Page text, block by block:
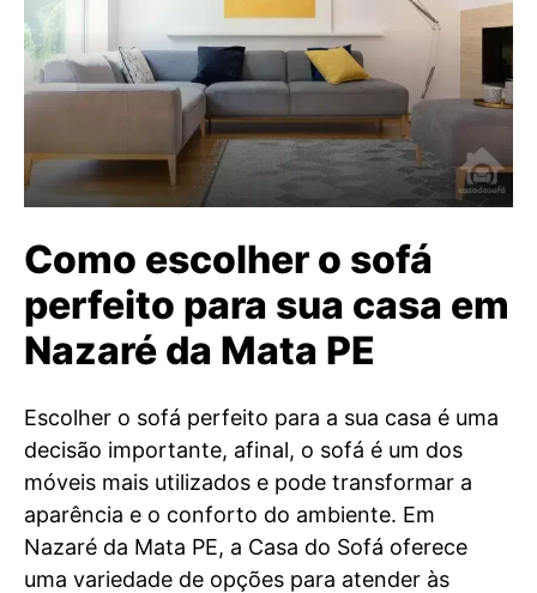
Como escolher o sofá
perfeito para sua casa em
Nazaré da Mata PE
Escolher o sofá perfeito para a sua casa é uma
decisão importante, afinal, o sofá é um dos
móveis mais utilizados e pode transformar a
aparência e o conforto do ambiente. Em
Nazaré da Mata PE, a Casa do Sofá oferece
uma variedade de opções para atender às